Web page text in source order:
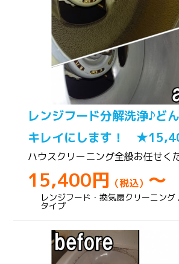
レンジフード分解洗浄♪ど
キレイにします！
ハウスクリーニング全般お任せく
15,400円 （税込） ～
レンジフード・換気扇クリーニン
タイプ